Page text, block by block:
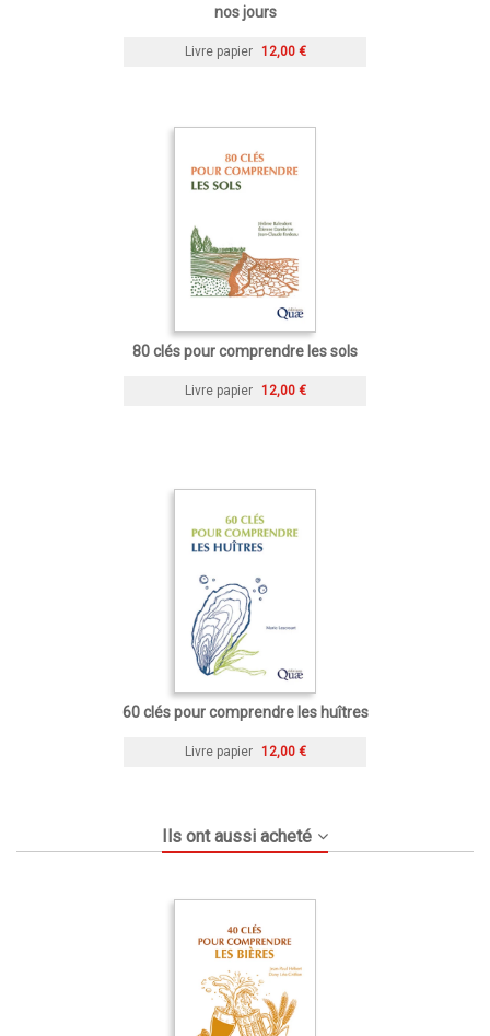
nos jours
Livre papier 12,00 €
80 clés pour comprendre les sols
Livre papier 12,00 €
60 clés pour comprendre les huîtres
Livre papier 12,00 €
Ils ont aussi acheté